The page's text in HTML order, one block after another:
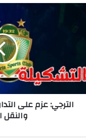
الترجي: عزم على
والنقل